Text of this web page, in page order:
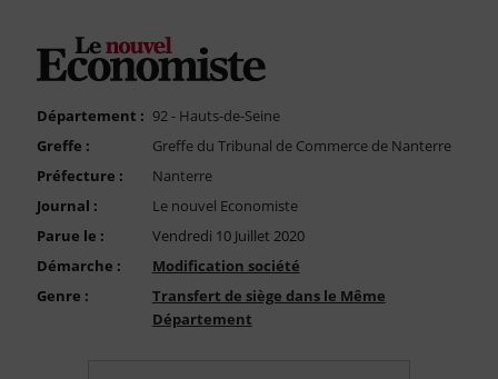
FAQ
Compte PRO
Département : 92 - Hauts-de-Seine
Greffe :
Greffe du Tribunal de Commerce de Nanterre
Préfecture :
Nanterre
Journal :
Le nouvel Economiste
Parue le :
Vendredi 10 Juillet 2020
Démarche :
Modification société
Genre :
Transfert de siège dans le Même
Département